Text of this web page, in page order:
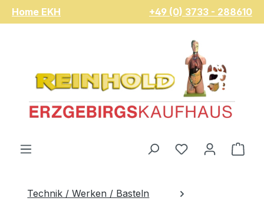
Zum Hauptinhalt springen
Home EKH +49 (0) 3733 - 288610
Du hast 0
Technik / Werken / Basteln